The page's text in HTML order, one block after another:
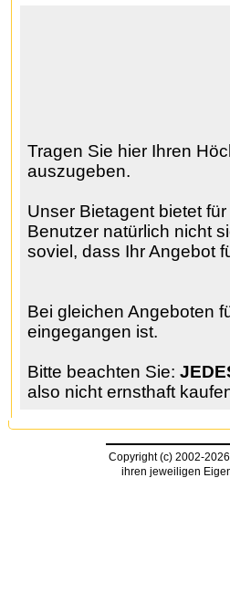
Tragen Sie hier Ihren
auszugeben.
Unser Bietagent bietet
Benutzer natürlich nicht
soviel, dass Ihr Angebot
Bei gleichen Angeboten
eingegangen ist.
Bitte beachten Sie:
also nicht ernsthaft
Copyright (c) 2002-
ihren jeweiligen